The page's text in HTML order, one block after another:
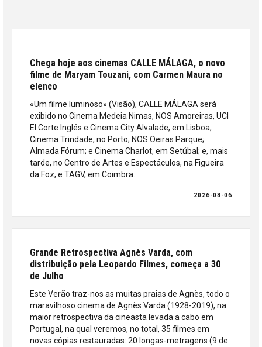
Chega hoje aos cinemas CALLE MÁLAGA, o novo
filme de Maryam Touzani, com Carmen Maura no
elenco
«Um filme luminoso» (Visão), CALLE MÁLAGA será
exibido no Cinema Medeia Nimas, NOS Amoreiras, UCI
El Corte Inglés e Cinema City Alvalade, em Lisboa;
Cinema Trindade, no Porto; NOS Oeiras Parque;
Almada Fórum; e Cinema Charlot, em Setúbal; e, mais
tarde, no Centro de Artes e Espectáculos, na Figueira
da Foz, e TAGV, em Coimbra.
2026-08-06
Grande Retrospectiva Agnès Varda, com
distribuição pela Leopardo Filmes, começa a 30
de Julho
Este Verão traz-nos as muitas praias de Agnès, todo o
maravilhoso cinema de Agnès Varda (1928-2019), na
maior retrospectiva da cineasta levada a cabo em
Portugal, na qual veremos, no total, 35 filmes em
novas cópias restauradas: 20 longas-metragens (9 de